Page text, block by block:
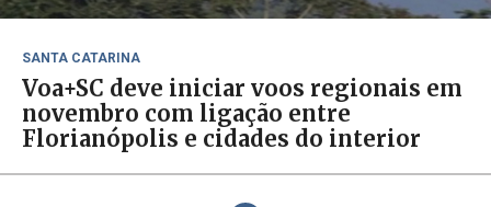
SANTA CATARINA
Voa+SC deve iniciar voos regionais em
novembro com ligação entre
Florianópolis e cidades do interior